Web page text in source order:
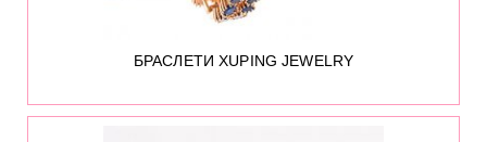
БРАСЛЕТИ XUPING JEWELRY